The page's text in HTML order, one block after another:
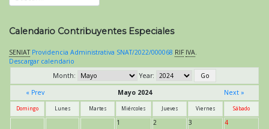
Calendario Contribuyentes Especiales
SENIAT Providencia Administrativa SNAT/2022/000068 RIF IVA
Descargar calendario
Month:
Year:
« Prev
Mayo 2024 Next »
Domingo Lunes Martes Miércoles Jueves Viernes Sábado
1 2 3 4